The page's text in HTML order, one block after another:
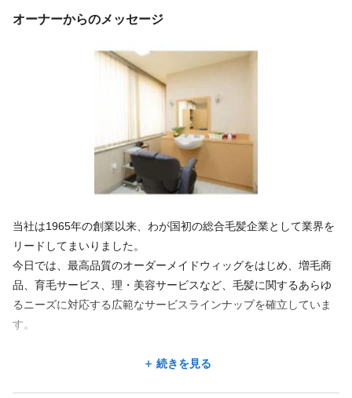
オーナーからのメッセージ
当社は1965年の創業以来、わが国初の総合毛髪企業として業界を
リードしてまいりました。
今日では、最高品質のオーダーメイドウィッグをはじめ、増毛商
品、育毛サービス、理・美容サービスなど、毛髪に関するあらゆ
るニーズに対応する広範なサービスラインナップを確立していま
す。
私たちのモットーである「ふやしたいのは、笑顔です。」を合言
続きを見る